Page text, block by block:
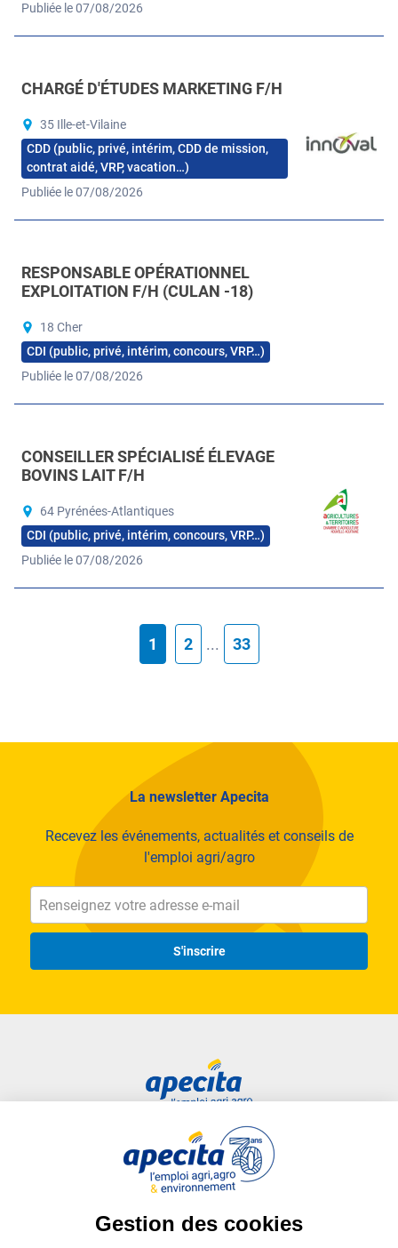
Publiée le 07/08/2026
CHARGÉ D'ÉTUDES MARKETING F/H
35 Ille-et-Vilaine
CDD (public, privé, intérim, CDD de mission,
contrat aidé, VRP, vacation…)
Publiée le 07/08/2026
RESPONSABLE OPÉRATIONNEL
EXPLOITATION F/H (CULAN -18)
18 Cher
CDI (public, privé, intérim, concours, VRP…)
Publiée le 07/08/2026
CONSEILLER SPÉCIALISÉ ÉLEVAGE
BOVINS LAIT F/H
64 Pyrénées-Atlantiques
CDI (public, privé, intérim, concours, VRP…)
Publiée le 07/08/2026
1 2 ... 33
La newsletter Apecita
Recevez les événements, actualités et conseils de
l'emploi agri/agro
S'inscrire
Liens utiles
Plan du site